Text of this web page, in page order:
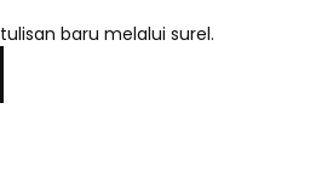
baru melalui surel.